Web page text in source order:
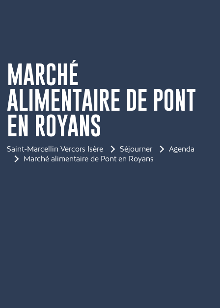
MARCHÉ
ALIMENTAIRE DE PONT
EN ROYANS
Saint-Marcellin Vercors Isère Séjourner
Agenda
Marché alimentaire de Pont en Royans